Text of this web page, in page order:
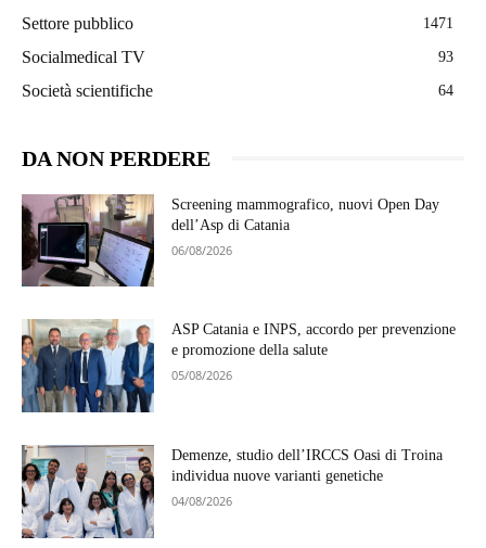
Settore pubblico 1471
Socialmedical TV 93
Società scientifiche 64
DA NON PERDERE
Screening mammografico, nuovi Open Day
dell’Asp di Catania
06/08/2026
ASP Catania e INPS, accordo per prevenzione
e promozione della salute
05/08/2026
Demenze, studio dell’IRCCS Oasi di Troina
individua nuove varianti genetiche
04/08/2026